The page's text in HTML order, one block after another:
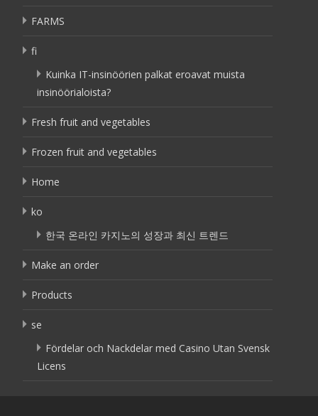
FARMS
fi
Kuinka IT-insinöörien palkat eroavat muista
insinöörialoista?
Fresh fruit and vegetables
Frozen fruit and vegetables
Home
ko
한국 온라인 카지노의 성장과 최신 트렌드
Make an order
Products
se
Fördelar och Nackdelar med Casino Utan Svensk
Licens